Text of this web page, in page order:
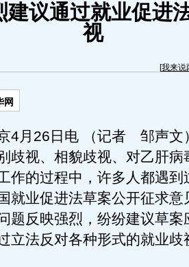
建议通过就业促进
视
[我来说
网
月26日电 （记者 邹声文
歧视、相貌歧视、对乙肝病
的过程中，许多人都遇到
就业促进法草案公开征求意
题反映强烈，纷纷建议草案
立法反对各种形式的就业歧